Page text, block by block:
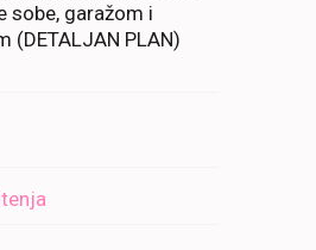
sobe, garažom i
(DETALJAN PLAN)